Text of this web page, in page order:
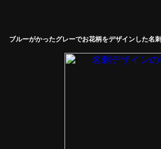
ブルーがかったグレーでお花柄をデザインした名刺